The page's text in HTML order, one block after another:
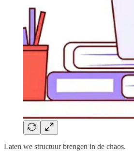
Laten we structuur brengen in de chaos.